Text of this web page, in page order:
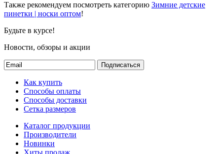
Также рекомендуем посмотреть категорию Зимние детские
пинетки | носки оптом!
Будьте в курсе!
Новости, обзоры и акции
Подписаться
Как купить
Способы оплаты
Способы доставки
Сетка размеров
Каталог продукции
Производители
Новинки
Хиты продаж